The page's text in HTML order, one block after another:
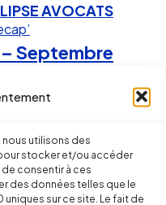
nous utilisons des
stocker et/ou accéder
consentir à ces
des données telles que le
sur ce site. Le fait de
AVOCATS
– Septembre